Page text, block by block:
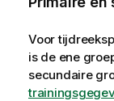
Voor
is de ene
secundaire